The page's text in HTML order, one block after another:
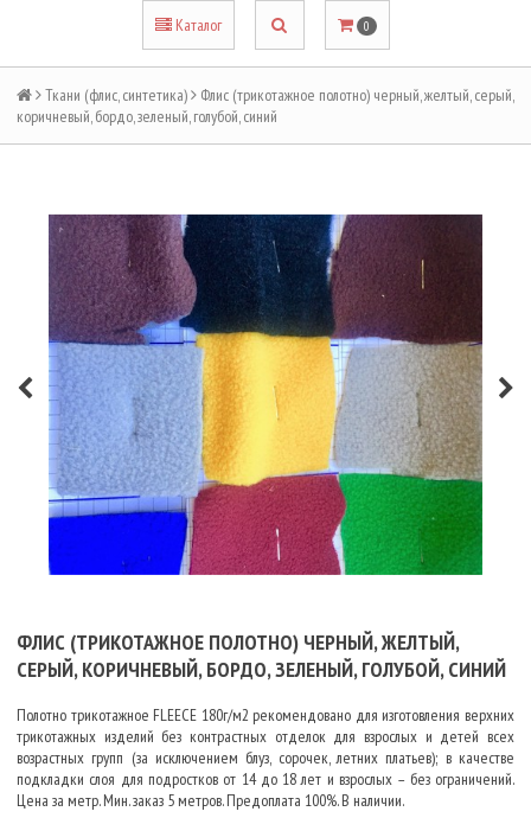
Каталог 0
Ткани (флис, синтетика)
Флис (трикотажное полотно) черный, желтый, серый,
коричневый, бордо, зеленый, голубой, синий
ФЛИС (ТРИКОТАЖНОЕ ПОЛОТНО) ЧЕРНЫЙ, ЖЕЛТЫЙ,
СЕРЫЙ, КОРИЧНЕВЫЙ, БОРДО, ЗЕЛЕНЫЙ, ГОЛУБОЙ, СИНИЙ
Полотно трикотажное FLEECE 180г/м2 рекомендовано для изготовления верхних
трикотажных изделий без контрастных отделок для взрослых и детей всех
возрастных групп (за исключением блуз, сорочек, летних платьев); в качестве
подкладки слоя для подростков от 14 до 18 лет и взрослых – без ограничений.
Цена за метр. Мин. заказ 5 метров. Предоплата 100%. В наличии.